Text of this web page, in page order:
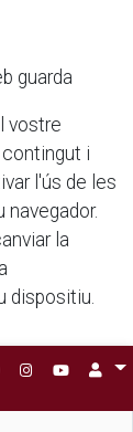
guarda
vostre
i
l'ús de les
la
dispositiu.